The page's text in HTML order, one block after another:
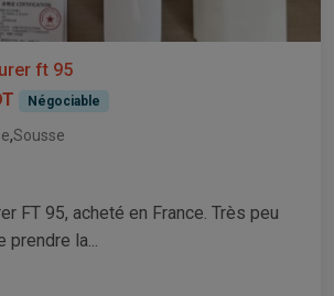
ft 95
Négociable
,Sousse
FT 95, acheté en France. Très peu
prendre la...